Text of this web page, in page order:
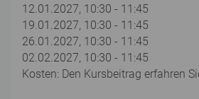
12.01.2027, 10:30 - 11:45
19.01.2027, 10:30 - 11:45
26.01.2027, 10:30 - 11:45
02.02.2027, 10:30 - 11:45
Kosten: Den Kursbeitrag erfahren